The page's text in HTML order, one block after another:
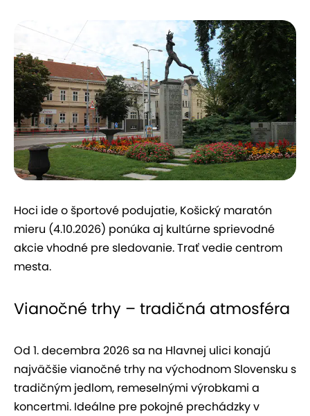
Hoci ide o športové podujatie, Košický maratón
mieru (4.10.2026) ponúka aj kultúrne sprievodné
akcie vhodné pre sledovanie. Trať vedie centrom
mesta.
Vianočné trhy – tradičná atmosféra
Od 1. decembra 2026 sa na Hlavnej ulici konajú
najväčšie vianočné trhy na východnom Slovensku s
tradičným jedlom, remeselnými výrobkami a
koncertmi. Ideálne pre pokojné prechádzky v